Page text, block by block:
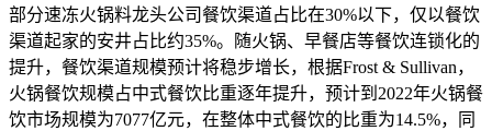
部分速冻火锅料龙头公司餐饮渠道占比在30%以下，仅以餐饮
渠道起家的安井占比约35%。随火锅、早餐店等餐饮连锁化的
提升，餐饮渠道规模预计将稳步增长，根据Frost & Sullivan，
火锅餐饮规模占中式餐饮比重逐年提升，预计到2022年火锅餐
饮市场规模为7077亿元，在整体中式餐饮的比重为14.5%，同